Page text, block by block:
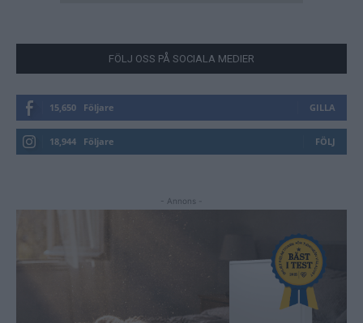
FÖLJ OSS PÅ SOCIALA MEDIER
15,650 Följare GILLA
18,944 Följare FÖLJ
- Annons -